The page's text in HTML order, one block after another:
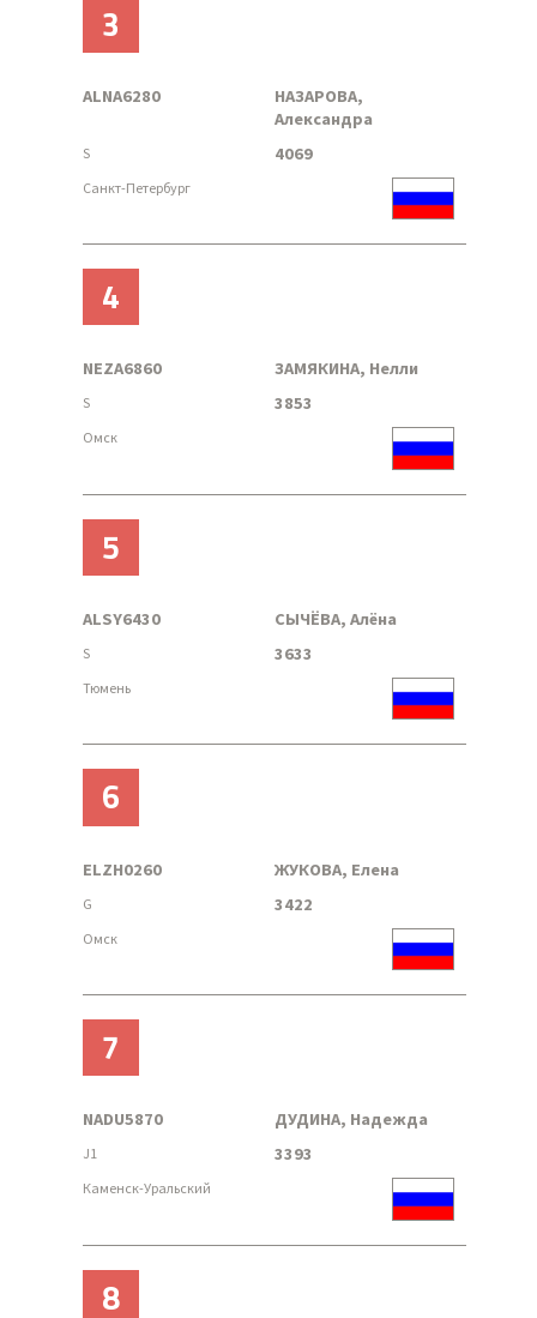
3
ALNA6280
НАЗАРОВА,
Александра
S 4069
Санкт-Петербург
4
NEZA6860 ЗАМЯКИНА, Нелли
S 3853
Омск
5
ALSY6430 СЫЧЁВА, Алёна
S 3633
Тюмень
6
ELZH0260 ЖУКОВА, Елена
G 3422
Омск
7
NADU5870 ДУДИНА, Надежда
J1 3393
Каменск-Уральский
8